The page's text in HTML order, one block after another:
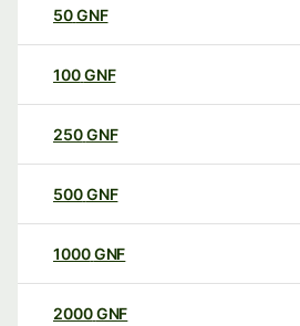
50GNF
100GNF
250GNF
500GNF
1000GNF
2000GNF